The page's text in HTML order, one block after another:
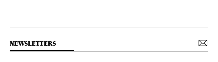
NEWSLETTERS